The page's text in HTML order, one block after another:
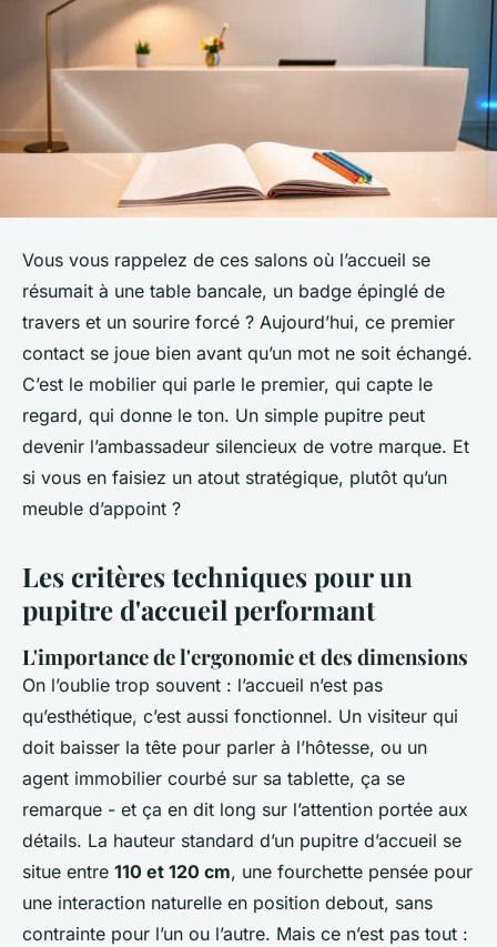
Vous vous rappelez de ces salons où l’accueil se
résumait à une table bancale, un badge épinglé de
travers et un sourire forcé ? Aujourd’hui, ce premier
contact se joue bien avant qu’un mot ne soit échangé.
C’est le mobilier qui parle le premier, qui capte le
regard, qui donne le ton. Un simple pupitre peut
devenir l’ambassadeur silencieux de votre marque. Et
si vous en faisiez un atout stratégique, plutôt qu’un
meuble d’appoint ?
Les critères techniques pour un
pupitre d'accueil performant
L'importance de l'ergonomie et des dimensions
On l’oublie trop souvent : l’accueil n’est pas
qu’esthétique, c’est aussi fonctionnel. Un visiteur qui
doit baisser la tête pour parler à l’hôtesse, ou un
agent immobilier courbé sur sa tablette, ça se
remarque - et ça en dit long sur l’attention portée aux
détails. La hauteur standard d’un pupitre d’accueil se
situe entre 110 et 120 cm, une fourchette pensée pour
une interaction naturelle en position debout, sans
contrainte pour l’un ou l’autre. Mais ce n’est pas tout :